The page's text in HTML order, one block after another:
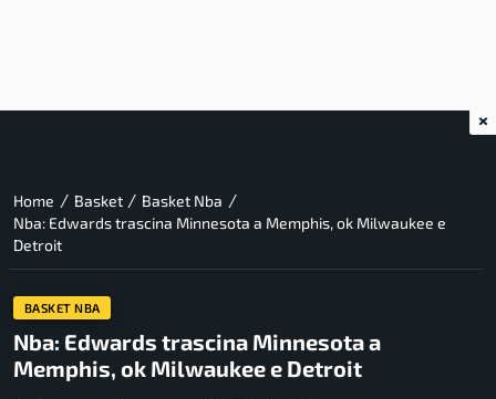
Home / Basket / Basket Nba /
Nba: Edwards trascina Minnesota a Memphis, ok Milwaukee e
Detroit
BASKET NBA
Nba: Edwards trascina Minnesota a
Memphis, ok Milwaukee e Detroit
×